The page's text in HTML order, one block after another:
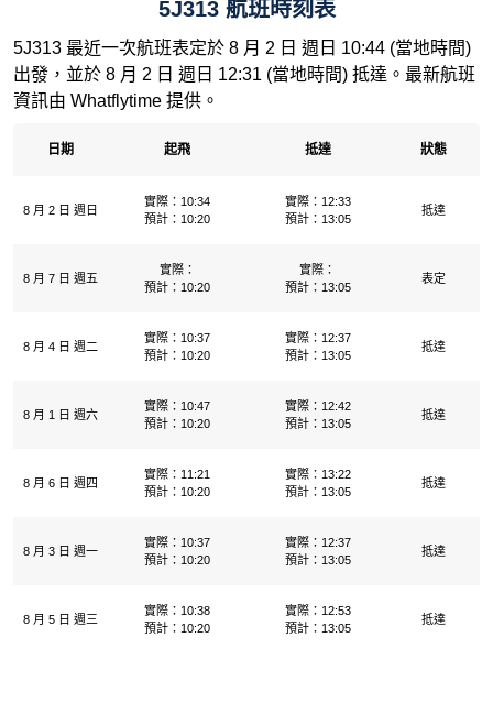
5J313 航班時刻表
5J313 最近一次航班表定於 8 月 2 日 週日 10:44 (當地時間)
出發，並於 8 月 2 日 週日 12:31 (當地時間) 抵達。最新航班
資訊由 Whatflytime 提供。
日期 起飛 抵達 狀態
8 月 2 日 週日
實際：10:34
預計：10:20
實際：12:33
預計：13:05
抵達
8 月 7 日 週五
實際：
預計：10:20
實際：
預計：13:05
表定
8 月 4 日 週二
實際：10:37
預計：10:20
實際：12:37
預計：13:05
抵達
8 月 1 日 週六
實際：10:47
預計：10:20
實際：12:42
預計：13:05
抵達
8 月 6 日 週四
實際：11:21
預計：10:20
實際：13:22
預計：13:05
抵達
8 月 3 日 週一
實際：10:37
預計：10:20
實際：12:37
預計：13:05
抵達
8 月 5 日 週三
實際：10:38
預計：10:20
實際：12:53
預計：13:05
抵達